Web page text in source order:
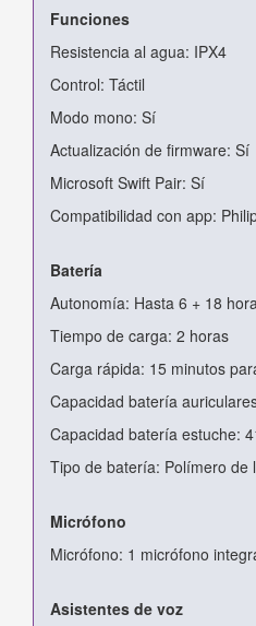
Funciones
Resistencia al agua: IPX4
Control: Táctil
Modo mono: Sí
Actualización de firmware: Sí
Microsoft Swift Pair: Sí
Compatibilidad con app:
Batería
Autonomía: Hasta 6 + 18
Tiempo de carga: 2 horas
Carga rápida: 15 minutos
Capacidad batería
Capacidad batería estuche:
Tipo de batería: Polímero de
Micrófono
Micrófono: 1 micrófono
Asistentes de voz